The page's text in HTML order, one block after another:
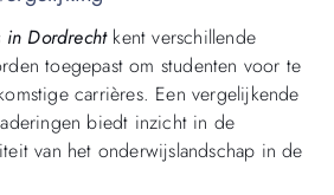
Dordrechtkent verschillende
toegepast om studenten voor te
carrières. Een vergelijkende
biedt inzicht in de
van het onderwijslandschap in de